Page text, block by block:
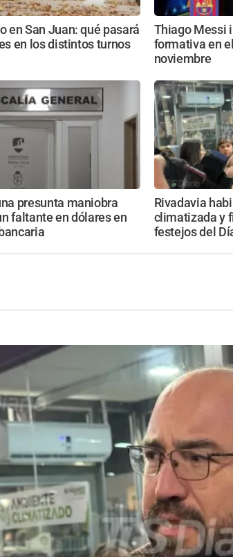
en San Juan: qué pasará
en los distintos turnos
Thiago Messi
formativa en
noviembre
presunta maniobra
faltante en dólares en
Rivadavia
climatizada y
festejos del